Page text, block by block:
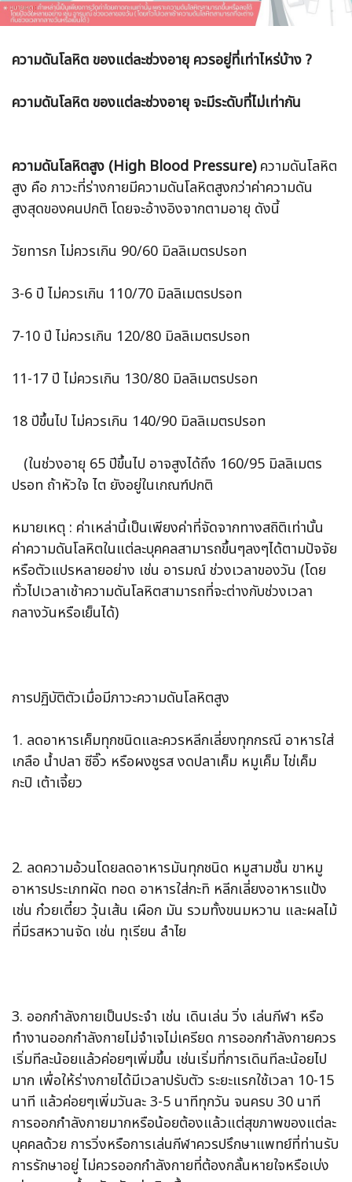
ความดันโลหิต ของแต่ละช่วงอายุ ควรอยู่ที่เท่าไหร่บ้าง ?
ความดันโลหิต ของแต่ละช่วงอายุ จะมีระดับที่ไม่เท่ากัน
ความดันโลหิตสูง (High Blood Pressure)ความดันโลหิต
สูง คือ ภาวะที่ร่างกายมีความดันโลหิตสูงกว่าค่าความดัน
สูงสุดของคนปกติ โดยจะอ้างอิงจากตามอายุ ดังนี้
วัยทารก ไม่ควรเกิน 90/60 มิลลิเมตรปรอท
3-6 ปี ไม่ควรเกิน 110/70 มิลลิเมตรปรอท
7-10 ปี ไม่ควรเกิน 120/80 มิลลิเมตรปรอท
11-17 ปี ไม่ควรเกิน 130/80 มิลลิเมตรปรอท
18 ปีขึ้นไป ไม่ควรเกิน 140/90 มิลลิเมตรปรอท
(ในช่วงอายุ 65 ปีขึ้นไป อาจสูงได้ถึง 160/95 มิลลิเมตร
ปรอท ถ้าหัวใจ ไต ยังอยู่ในเกณฑ์ปกติ
หมายเหตุ : ค่าเหล่านี้เป็นเพียงค่าที่จัดจากทางสถิติเท่านั้น
ค่าความดันโลหิตในแต่ละบุคคลสามารถขึ้นๆลงๆได้ตามปัจจัย
หรือตัวแปรหลายอย่าง เช่น อารมณ์ ช่วงเวลาของวัน (โดย
ทั่วไปเวลาเช้าความดันโลหิตสามารถที่จะต่างกับช่วงเวลา
กลางวันหรือเย็นได้)
การปฏิบัติตัวเมื่อมีภาวะความดันโลหิตสูง
1. ลดอาหารเค็มทุกชนิดและควรหลีกเลี่ยงทุกกรณี อาหารใส่
เกลือ น้ำปลา ซีอิ๊ว หรือผงชูรส งดปลาเค็ม หมูเค็ม ไข่เค็ม
กะปิ เต้าเจี้ยว
2. ลดความอ้วนโดยลดอาหารมันทุกชนิด หมูสามชั้น ขาหมู
อาหารประเภทผัด ทอด อาหารใส่กะทิ หลีกเลี่ยงอาหารแป้ง
เช่น ก๋วยเตี๋ยว วุ้นเส้น เผือก มัน รวมทั้งขนมหวาน และผลไม้
ที่มีรสหวานจัด เช่น ทุเรียน ลำไย
3. ออกกำลังกายเป็นประจำ เช่น เดินเล่น วิ่ง เล่นกีฬา หรือ
ทำงานออกกำลังกายไม่จำเจไม่เครียด การออกกำลังกายควร
เริ่มทีละน้อยแล้วค่อยๆเพิ่มขึ้น เช่นเริ่มที่การเดินทีละน้อยไป
มาก เพื่อให้ร่างกายได้มีเวลาปรับตัว ระยะแรกใช้เวลา 10-15
นาที แล้วค่อยๆเพิ่มวันละ 3-5 นาทีทุกวัน จนครบ 30 นาที
การออกกำลังกายมากหรือน้อยต้องแล้วแต่สุขภาพของแต่ละ
บุคคลด้วย การวิ่งหรือการเล่นกีฬาควรปรึกษาแพทย์ที่ท่านรับ
การรักษาอยู่ ไม่ควรออกกำลังกายที่ต้องกลั้นหายใจหรือเบ่ง